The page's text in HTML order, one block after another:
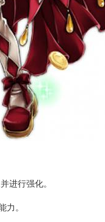
进行强化。
力。